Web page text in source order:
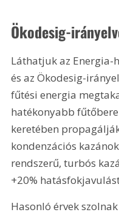
Ökodesig-
Láthatjuk az
és az Ökodesig-
fűtési energia
hatékonyabb
keretében
kondenzációs
rendszerű, turbós
+20%
Hasonló érvek